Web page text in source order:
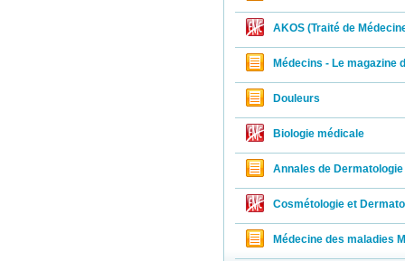
AKOS (Traité de
Médecins - Le magazine
Douleurs
Biologie médicale
Annales de
Cosmétologie et
Médecine des maladies